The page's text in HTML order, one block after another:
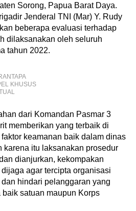
Sorong, Papua Barat Daya.
Jenderal TNI (Mar) Y. Rudy
beberapa evaluasi terhadap
dilaksanakan oleh seluruh
tahun 2022.
KHUSUS
dari Komandan Pasmar 3
memberikan yang terbaik di
keamanan baik dalam dinas
karena itu laksanakan prosedur
dianjurkan, kekompakan
agar tercipta organisasi
hindari pelanggaran yang
satuan maupun Korps